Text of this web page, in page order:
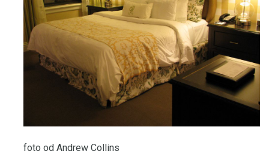
foto od Andrew Collins